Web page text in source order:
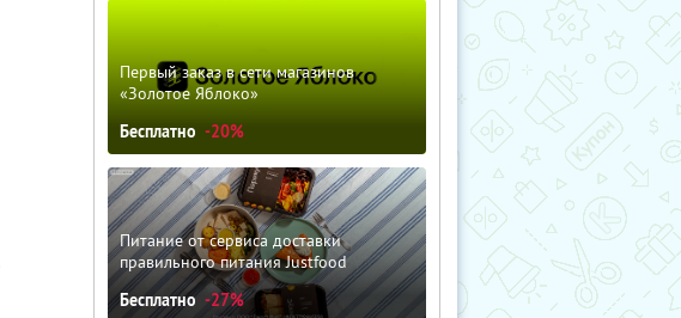
Первый заказ в сети магазинов
«Золотое Яблоко»
Бесплатно -20%
Питание от сервиса доставки
правильного питания Justfood
Бесплатно -27%